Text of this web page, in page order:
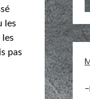
les
les
pas